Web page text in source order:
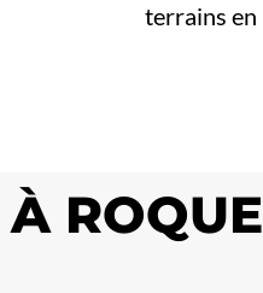
terrains en